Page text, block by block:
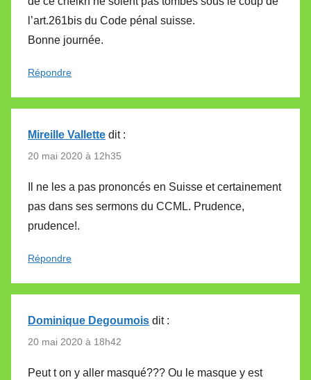
l’art.261bis du Code pénal suisse.
Bonne journée.
Répondre
Mireille Vallette dit :
20 mai 2020 à 12h35
Il ne les a pas prononcés en Suisse et certainement
pas dans ses sermons du CCML. Prudence,
prudence!.
Répondre
Dominique Degoumois dit :
20 mai 2020 à 18h42
Peut t on y aller masqué??? Ou le masque y est